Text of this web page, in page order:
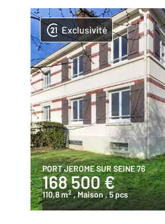
Exclusivité
PORT JEROME SUR SEINE 76
168 500 €
110,8 m2 , Maison, 5 pcs